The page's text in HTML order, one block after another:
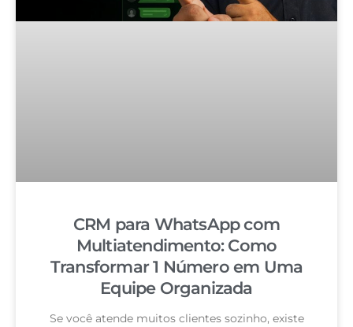
CRM para WhatsApp com
Multiatendimento: Como
Transformar 1 Número em Uma
Equipe Organizada
Se você atende muitos clientes sozinho, existe